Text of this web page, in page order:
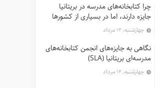
چرا کتابخانه‌های مدرسه در بریتانیا
جایزه دارند، اما در بسیاری از کشورها
نه؟چهارشنبه, ۱۴ مرداد
نگاهی به جایزه‌های انجمن کتابخانه‌های
مدرسه‌ای بریتانیا (SLA)
چهارشنبه, ۱۴ مرداد